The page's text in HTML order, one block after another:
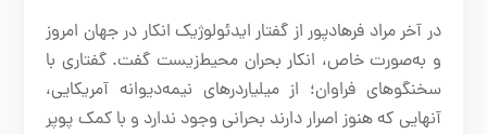
در آخر مراد فرهادپور از گفتار ایدئولوژیک انکار در جهان امروز
و به‌صورت خاص، انکار بحران محیط‌زیست گفت. گفتاری با
سخنگوهای فراوان؛ از ‌میلیاردرهای نیمه‌دیوانه آمریکایی،
آنهایی که هنوز اصرار دارند بحرانی وجود ندارد و با کمک پوپر